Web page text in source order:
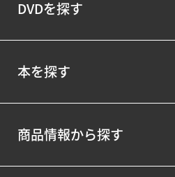
DVDを探す
本を探す
商品情報から探す